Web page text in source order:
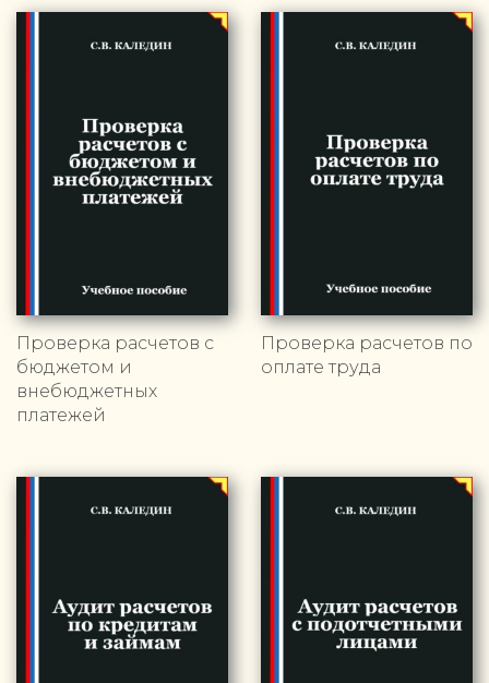
Проверка расчетов с
бюджетом и
внебюджетных
платежей
Проверка расчетов по
оплате труда